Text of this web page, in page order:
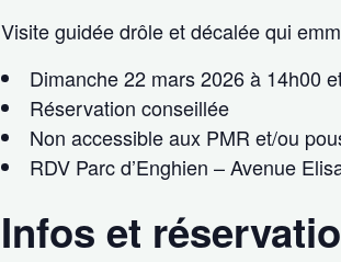
Visite guidée drôle et décalée qui
Dimanche 22 mars 2026 à 14h00
Réservation conseillée
Non accessible aux PMR et/ou
RDV Parc d’Enghien – Avenue
Infos et